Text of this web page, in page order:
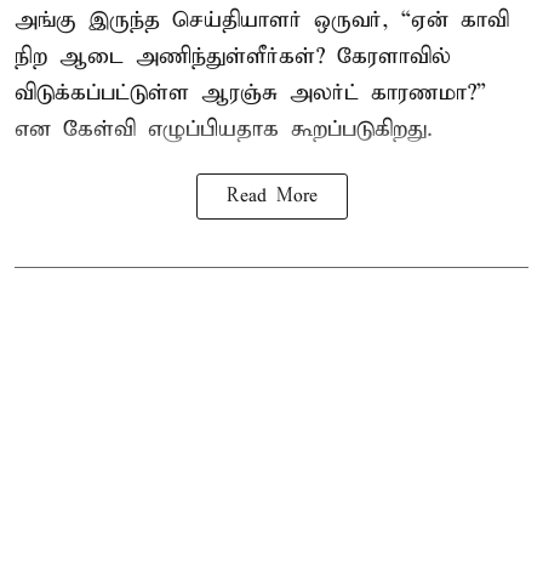
அங்கு இருந்த செய்தியாளர் ஒருவர், “ஏன் காவி
நிற ஆடை அணிந்துள்ளீர்கள்? கேரளாவில்
விடுக்கப்பட்டுள்ள ஆரஞ்சு அலர்ட் காரணமா?”
என கேள்வி எழுப்பியதாக கூறப்படுகிறது.
Read More